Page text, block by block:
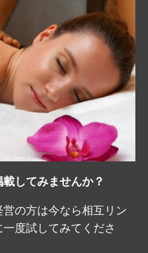
してみませんか？
の方は今なら相互リン
度試してみてくださ